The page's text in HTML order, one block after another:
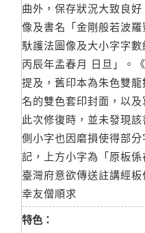
曲外，保存狀況大致良
像及書名「金剛般若波
馱護法圖像及大小字字
丙辰年孟春月 日旦」。
提及，舊印本為朱色雙
名的雙色套印封面，以
此次修復時，並未發現
側小字也因磨損使得部
記，上方小字為「原板
臺灣府意欲傳送註講經
幸友僧順求
特色：